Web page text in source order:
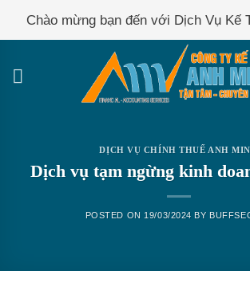
Chào mừng bạn đến với Dịch Vụ Kế
DỊCH VỤ CHÍNH THUẾ ANH
Dịch vụ tạm ngừng kinh
POSTED ON 19/03/2024 BY